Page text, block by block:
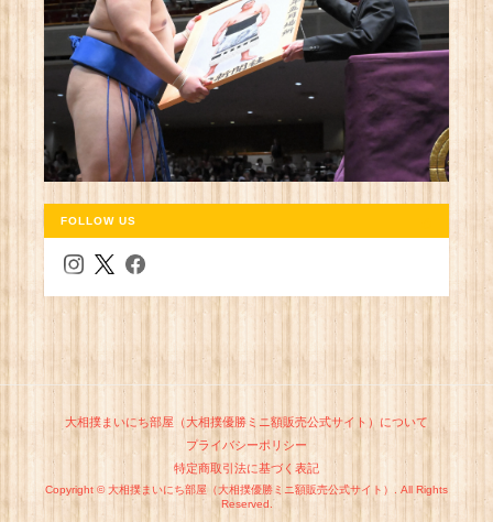
FOLLOW US
大相撲まいにち部屋（大相撲優勝ミニ額販売公式サイト）について
プライバシーポリシー
特定商取引法に基づく表記
Copyright © 大相撲まいにち部屋（大相撲優勝ミニ額販売公式サイト）. All Rights
Reserved.